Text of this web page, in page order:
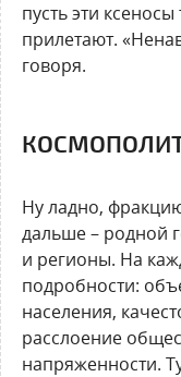
пусть эти
прилетают.
говоря.
Ну ладно,
дальше – родной
и регионы. На
подробности:
населения,
расслоение
напряженности.